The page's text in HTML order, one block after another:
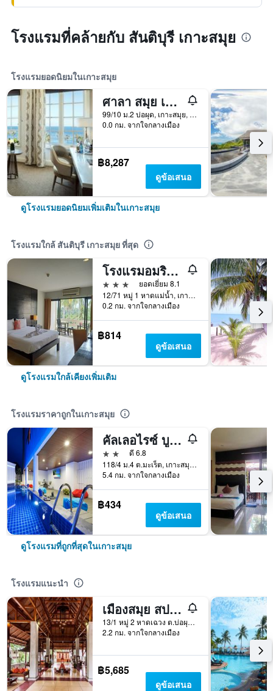
โรงแรมที่คล้ายกับ สันติบุรี เกาะสมุย
โรงแรมยอดนิยมในเกาะสมุย
ศาลา สมุย เฉวง บีช รีสอร์ท
99/10 ม.2 บ่อผุด, เกาะสมุย, ประเทศไทย
0.0 กม. จากใจกลางเมือง
฿8,287
ดูข้อเสนอ
ดูโรงแรมยอดนิยมเพิ่มเติมในเกาะสมุย
โรงแรมใกล้ สันติบุรี เกาะสมุย ที่สุด
โรงแรมอมรินทร์ สมุย
3 ดาว
ยอดเยี่ยม 8.1
12/71 หมู่ 1 หาดแม่น้ำ, เกาะสมุย, ประเทศไทย
0.2 กม. จากใจกลางเมือง
฿814
ดูข้อเสนอ
ดูโรงแรมใกล้เคียงเพิ่มเติม
โรงแรมราคาถูกในเกาะสมุย
คัลเลอไรซ์ บูติก โฮเทล
2 ดาว
ดี 6.8
118/4 ม.4 ต.มะเร็ต, เกาะสมุย, ประเทศไทย
5.4 กม. จากใจกลางเมือง
฿434
ดูข้อเสนอ
ดูโรงแรมที่ถูกที่สุดในเกาะสมุย
โรงแรมแนะนำ
เมืองสมุย สปา รีสอร์ท
13/1 หมู่ 2 หาดเฉวง ต.บ่อผุด, เกาะสมุย, ประเทศไทย
2.2 กม. จากใจกลางเมือง
฿5,685
ดูข้อเสนอ